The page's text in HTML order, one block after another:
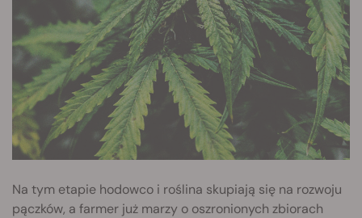
Na tym etapie hodowco i roślina skupiają się na rozwoju
pączków, a farmer już marzy o oszronionych zbiorach